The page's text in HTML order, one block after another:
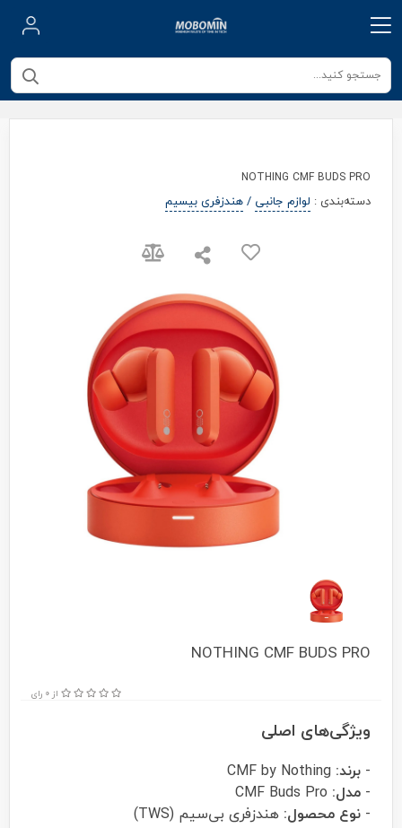
NOTHING CMF BUDS PRO
دسته‌بندی : لوازم جانبی /هندزفری بیسیم
NOTHING CMF BUDS PRO
از 0 رای
ویژگی‌های اصلی
- برند:
- مدل:
- نوع محصول: هندزفری بی‌سیم (TWS)